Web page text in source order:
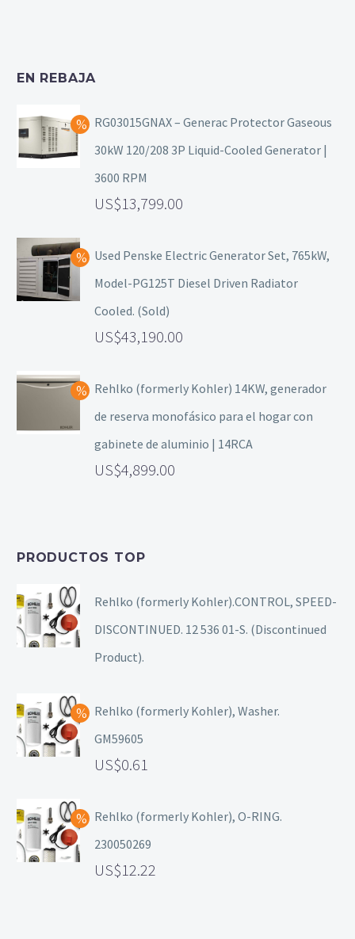
EN REBAJA
RG03015GNAX – Generac Protector Gaseous
30kW 120/208 3P Liquid-Cooled Generator |
3600 RPM
13,799.00
Used Penske Electric Generator Set, 765kW,
Model-PG125T Diesel Driven Radiator
Cooled. (Sold)
43,190.00
Rehlko (formerly Kohler) 14KW, generador
de reserva monofásico para el hogar con
gabinete de aluminio | 14RCA
4,899.00
PRODUCTOS TOP
Rehlko (formerly Kohler).CONTROL, SPEED-
DISCONTINUED. 12 536 01-S. (Discontinued
Product).
Rehlko (formerly Kohler), Washer.
GM59605
0.61
Rehlko (formerly Kohler), O-RING.
230050269
12.22